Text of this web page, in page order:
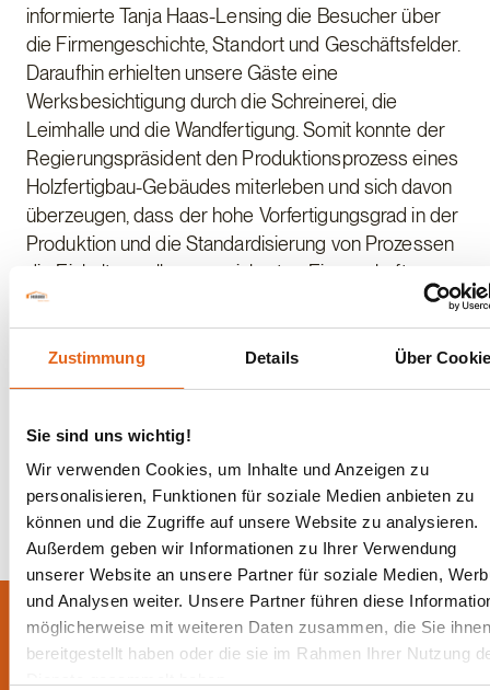
Zustimmung Details Über
Sie sind uns wichtig!
Wir verwenden Cookies, um Inhalte und Anzeigen zu
personalisieren, Funktionen für soziale Medien anbieten zu
können und die Zugriffe auf unsere Website zu analysieren.
Außerdem geben wir Informationen zu Ihrer Verwendung
unserer Website an unsere Partner für soziale Medien,
und Analysen weiter. Unsere Partner führen diese
möglicherweise mit weiteren Daten zusammen, die Sie ihnen
bereitgestellt haben oder die sie im Rahmen Ihrer Nutzung
informierte Tanja Haas-Lensing die Besucher über
die Firmengeschichte, Standort und Geschäftsfelder.
Daraufhin erhielten unsere Gäste eine
Werksbesichtigung durch die Schreinerei, die
Leimhalle und die Wandfertigung. Somit konnte der
Regierungspräsident den Produktionsprozess eines
Holzfertigbau-Gebäudes miterleben und sich davon
überzeugen, dass der hohe Vorfertigungsgrad in der
Produktion und die Standardisierung von Prozessen
die Einhaltung aller zugesicherten Eigenschaften
gewährleistet und hohes Qualitätsniveau garantiert.
Abschließend ging es zum Mittagessen in das Café
Siesta und aktuelle Themen wurden diskutiert.
Zurück zur Übersicht
Lassen Sie sich jetzt
beraten.